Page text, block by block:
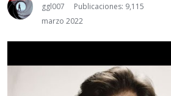
ggl007
Publicaciones: 9,115
marzo 2022